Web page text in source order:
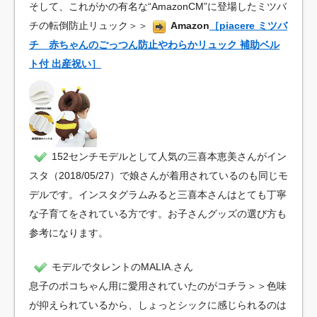
そして、これがかの有名な“AmazonCM”に登場したミツバ
チの転倒防止リュック＞＞
Amazon ［piacere ミツバ
チ 赤ちゃんのごっつん防止やわらかリュック 補助ベル
ト付 出産祝い］
152センチモデルとして人気の三喜本恵美さんがイン
スタ（2018/05/27）で娘さんが着用されているのも同じモ
デルです。インスタグラムみると三喜本さんはとても丁寧
な子育てをされている方です。お子さんグッズの選び方も
参考になります。
モデルでタレントのMALIA.さん
息子のポコちゃん用に愛用されていたのがコチラ＞＞色味
が抑えられているから、しょっとシックに感じられるのは